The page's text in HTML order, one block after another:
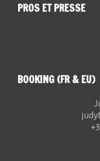
PROS ET PRESSE
BOOKING (FR & EU)